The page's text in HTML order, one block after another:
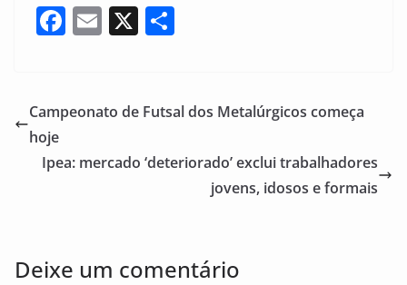
F
e
o
E
l
X
e
Campeonato de Futsal dos Metalúrgicos começa
hoje
Ipea: mercado ‘deteriorado’ exclui trabalhadores
jovens, idosos e formais
Deixe um comentário